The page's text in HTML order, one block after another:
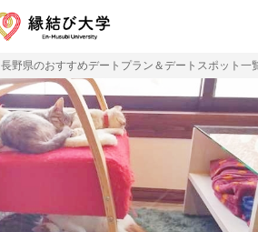
長野県のおすすめデートプラン＆デートスポット一